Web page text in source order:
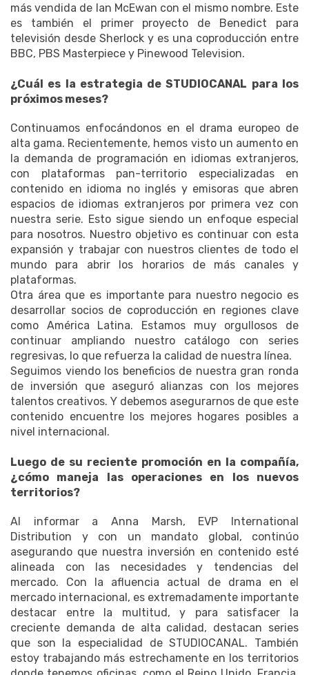
más vendida de Ian McEwan con el mismo nombre. Este
es también el primer proyecto de Benedict para
televisión desde Sherlock y es una coproducción entre
BBC, PBS Masterpiece y Pinewood Television.
¿Cuál es la estrategia de STUDIOCANAL para los
próximos meses?
Continuamos enfocándonos en el drama europeo de
alta gama. Recientemente, hemos visto un aumento en
la demanda de programación en idiomas extranjeros,
con plataformas pan-territorio especializadas en
contenido en idioma no inglés y emisoras que abren
espacios de idiomas extranjeros por primera vez con
nuestra serie. Esto sigue siendo un enfoque especial
para nosotros. Nuestro objetivo es continuar con esta
expansión y trabajar con nuestros clientes de todo el
mundo para abrir los horarios de más canales y
plataformas.
Otra área que es importante para nuestro negocio es
desarrollar socios de coproducción en regiones clave
como América Latina. Estamos muy orgullosos de
continuar ampliando nuestro catálogo con series
regresivas, lo que refuerza la calidad de nuestra línea.
Seguimos viendo los beneficios de nuestra gran ronda
de inversión que aseguró alianzas con los mejores
talentos creativos. Y debemos asegurarnos de que este
contenido encuentre los mejores hogares posibles a
nivel internacional.
Luego de su reciente promoción en la compañía,
¿cómo maneja las operaciones en los nuevos
territorios?
Al informar a Anna Marsh, EVP International
Distribution y con un mandato global, continúo
asegurando que nuestra inversión en contenido esté
alineada con las necesidades y tendencias del
mercado. Con la afluencia actual de drama en el
mercado internacional, es extremadamente importante
destacar entre la multitud, y para satisfacer la
creciente demanda de alta calidad, destacan series
que son la especialidad de STUDIOCANAL. También
estoy trabajando más estrechamente en los territorios